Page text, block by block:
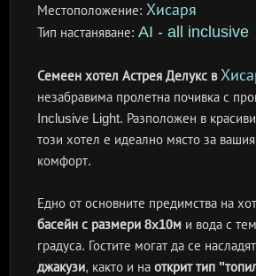
Местоположение: Хисаря
Тип настаняване:AI - all inclusive
Семеен хотел Астрея Делукс в
незабравима пролетна почивка с
Inclusive Light. Разположен в
този хотел е идеално място за
комфорт.
Едно от основните предимства на
басейн с размери 8x10м и вода с
градуса. Гостите могат да се
джакузи, както и наоткрит тип